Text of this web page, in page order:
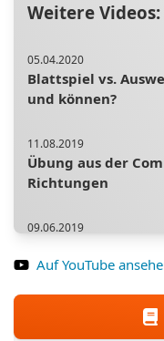
Weitere Videos:
05.04.2020
Blattspiel vs.
und können?
11.08.2019
Übung aus der
Richtungen
09.06.2019
22.12.2019
Schnell, aber
Linie in schnelle
Auf YouTube